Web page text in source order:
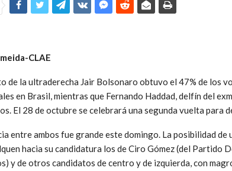
CLAE
de la ultraderecha Jair Bolsonaro obtuvo el 47% de los
en Brasil, mientras que Fernando Haddad,delfín del
El 28 de octubre se celebrará una segunda vuelta para
entre ambos fue grande este domingo. La posibilidad de
hacia su candidatura los de Ciro Gómez (del Partido
y de otros candidatos de centro y de izquierda, con